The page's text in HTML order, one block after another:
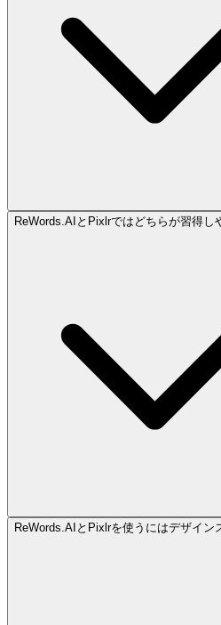
ReWords.AIとPixlrではどちらが習得し
ReWords.AIとPixlrを使うにはデザイン